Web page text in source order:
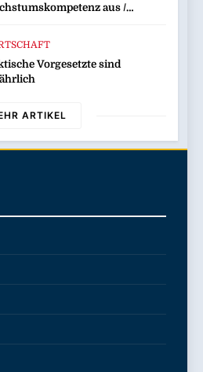
aus /
des
im Jobiqo-Netzwerk
Vorgesetzte sind
ARTIKEL